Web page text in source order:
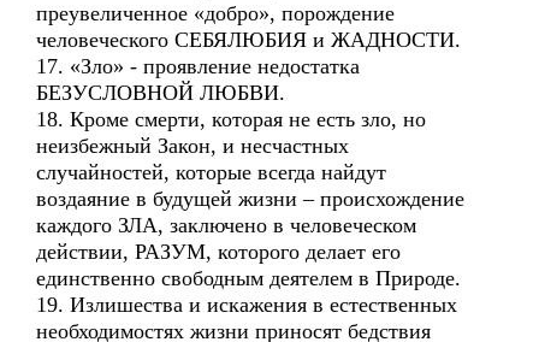
преувеличенное «добро», порождение
человеческого СЕБЯЛЮБИЯ и ЖАДНОСТИ.
17. «Зло» - проявление недостатка
БЕЗУСЛОВНОЙ ЛЮБВИ.
18. Кроме смерти, которая не есть зло, но
неизбежный Закон, и несчастных
случайностей, которые всегда найдут
воздаяние в будущей жизни – происхождение
каждого ЗЛА, заключено в человеческом
действии, РАЗУМ, которого делает его
единственно свободным деятелем в Природе.
19. Излишества и искажения в естественных
необходимостях жизни приносят бедствия